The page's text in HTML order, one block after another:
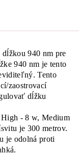
940 nm pre
940 nm je tento
Tento
zaostrovací
dĺžku
- 8 w, Medium
je 300 metrov.
je odolná proti